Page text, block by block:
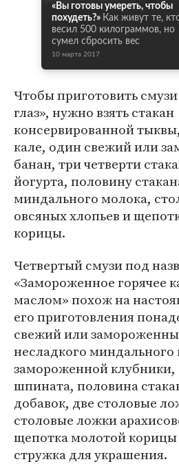
«Вы готовы умереть, чтобы
похудеть?» Как живут те,
весил 500 килограммов, но
сумел сбросить вес
10 марта 2017
Чтобы приготовить
глаз», нужно взять стакан
консервированной
кале, один свежий или
банан, три четверти
йогурта, половину
миндального молока,
овсяных хлопьев и
корицы.
Четвертый смузи под
«Замороженное горячее
маслом» похож на
его приготовления
свежий или
несладкого миндального
замороженной клубники,
шпината, половина
добавок, две столовые
столовые ложки
щепотка молотой
стружка для украшения.